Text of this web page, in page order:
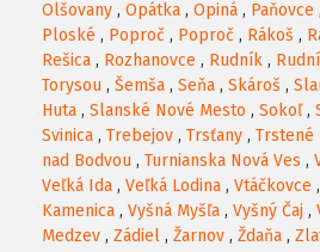
Olšovany , Opátka , Opiná , Paňovce ,
Ploské , Poproč , Poproč , Rákoš ,
Rešica , Rozhanovce , Rudník ,
Torysou , Šemša , Seňa , Skároš ,
Huta , Slanské Nové Mesto , Sokoľ,
Svinica , Trebejov , Trsťany , Trstené
nad Bodvou , Turnianska Nová Ves ,
Veľká Ida , Veľká Lodina , Vtáčkovce ,
Kamenica , Vyšná Myšľa , Vyšný Čaj ,
Medzev , Zádiel , Žarnov , Ždaňa ,